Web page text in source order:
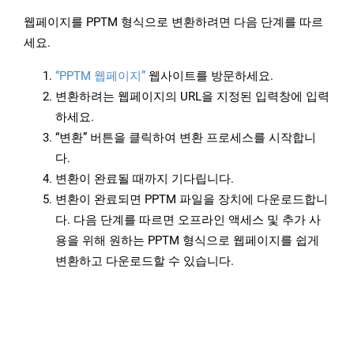
웹페이지를 PPTM 형식으로 변환하려면 다음 단계를 따르
세요.
“PPTM 웹페이지” 웹사이트를 방문하세요.
변환하려는 웹페이지의 URL을 지정된 입력창에 입력
하세요.
“변환” 버튼을 클릭하여 변환 프로세스를 시작합니
다.
변환이 완료될 때까지 기다립니다.
변환이 완료되면 PPTM 파일을 장치에 다운로드합니
다. 다음 단계를 따르면 오프라인 액세스 및 추가 사
용을 위해 원하는 PPTM 형식으로 웹페이지를 쉽게
변환하고 다운로드할 수 있습니다.